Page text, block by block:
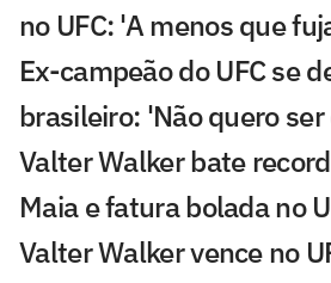
no UFC: 'A menos que
Ex-campeão do UFC se
brasileiro: 'Não quero
Valter Walker bate
Maia e fatura bolada no
Valter Walker vence no